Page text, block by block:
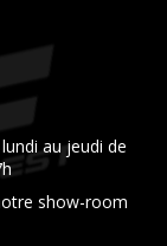
au jeudi de
show-room